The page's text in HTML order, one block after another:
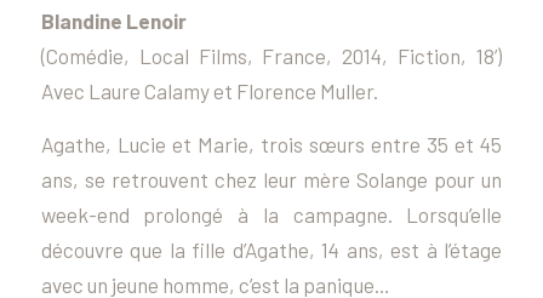
Blandine Lenoir
(Comédie, Local Films, France, 2014, Fiction, 18’)
Avec Laure Calamy et Florence Muller.
Agathe, Lucie et Marie, trois sœurs entre 35 et 45
ans, se retrouvent chez leur mère Solange pour un
week-end prolongé à la campagne. Lorsqu’elle
découvre que la fille d’Agathe, 14 ans, est à l’étage
avec un jeune homme, c’est la panique…